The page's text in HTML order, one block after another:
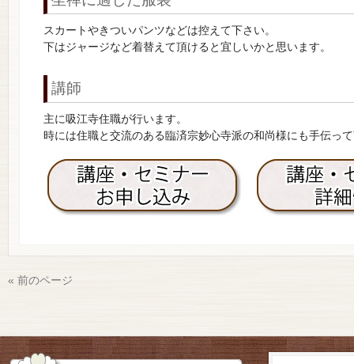
スカートやきついパンツなどは控えて下さい。
下はジャージなど着替えて頂けると宜しいかと思います。
講師
主に吸江寺住職が行います。
時には住職と交流のある臨済宗妙心寺派の和尚様にも手伝っ
« 前のページ